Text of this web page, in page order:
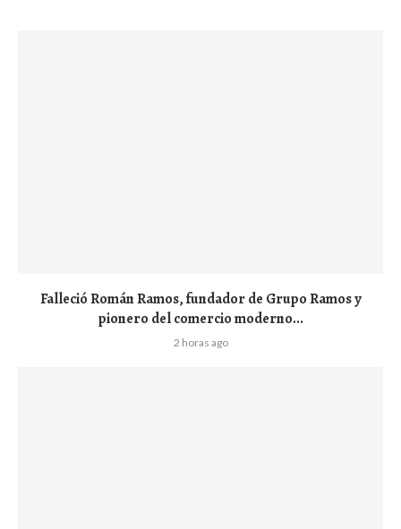
Falleció Román Ramos, fundador de Grupo Ramos y
pionero del comercio moderno...
2 horas ago